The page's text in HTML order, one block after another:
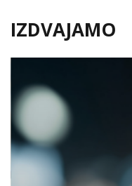
IZDVAJAMO